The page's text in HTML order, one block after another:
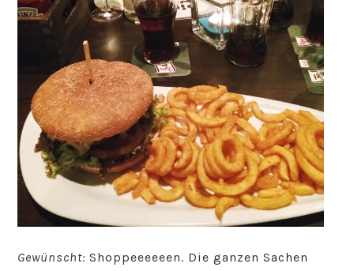
Gewünscht: Shoppeeeeeen. Die ganzen Sachen